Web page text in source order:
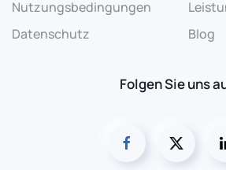
Nutzungsbedingungen
Datenschutz
Blog
Folgen Sie uns